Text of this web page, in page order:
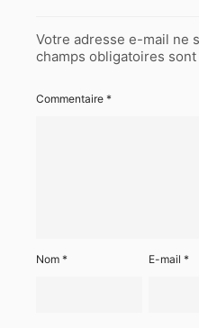
Votre adresse e-mail ne
champs obligatoires
Commentaire *
Nom * E-mail*